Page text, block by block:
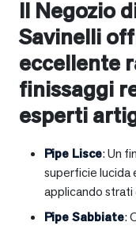
Il Negozio
Savinelli
eccellente
finissaggi
esperti
Pipe Lisce: Un
superficie lucida
applicando strati
Pipe Sabbiate: